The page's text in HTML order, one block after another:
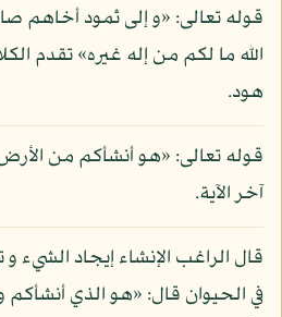
قوله تعالى: «و إلى ثمود أخاهم
الله ما لكم من إله غيره» تقدم
هود.
قوله تعالى: «هو أنشأكم من
آخر الآية.
قال الراغب الإنشاء إيجاد الشيء و
في الحيوان قال: «هو الذي